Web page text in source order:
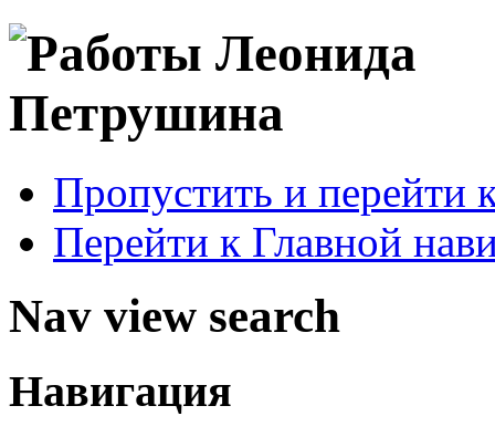
Пропустить и перейти
Перейти к Главной
Nav view search
Навигация